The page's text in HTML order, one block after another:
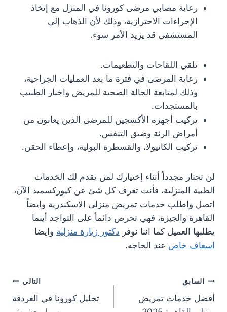
رعاية مصابي مرضى كورونا في المنزل مع إتخاذ
الإجراءات الاحترازية، وذلك لأن الذهاب إلى
المستشفى قد يزيد الأمر سوء.
تلقي اللقاحات والتطعيمات.
رعاية المرضى في فترة ما بعد العمليات الجراحية،
وذلك لمتابعة الحالة الصحية للمريض واخبار الطبيب
بالمستجدات.
تركيب أجهزة الأكسجين للمرضى الذين يعانون من
أمراض الرئة وضيق التنفس.
تركيب الكانيولا، والقسطرة البولية، وإعطاء الحقن.
لن تحتار مجدداً أثناء إختيارك لمن يقدم لك الخدمات
الطبية المنزلية، فأنت تعرف كل شئ عن كيوركسميد الآن،
اتصل واطلب خدمات تمريض منزلى الاسكندرية وايضاً
القاهرة والجيزة، فهي تحرص دائماً على التواجد أينما
يطلبها العميل كما اننا نوفر دكتور زيارة منزلية وايضا
اسعاف خاص عند الحاجه.
تصفّح
المقالات
السابق
أفضل خدمات تمريض
التالي
تحليل كورونا في الغردقة